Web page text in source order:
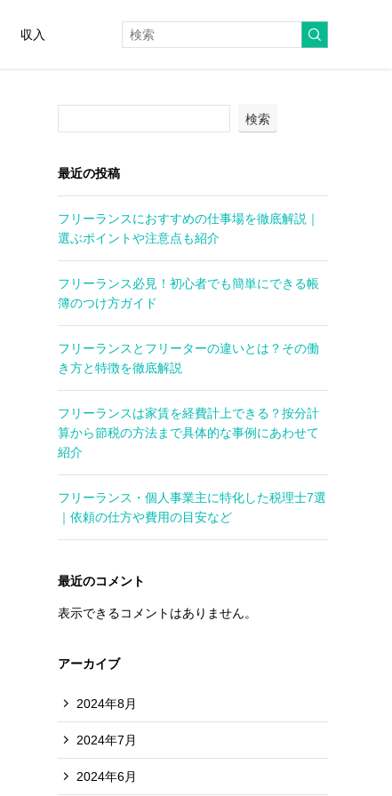
収入
検索
最近の投稿
フリーランスにおすすめの仕事場を徹底解説｜
選ぶポイントや注意点も紹介
フリーランス必見！初心者でも簡単にできる帳
簿のつけ方ガイド
フリーランスとフリーターの違いとは？その働
き方と特徴を徹底解説
フリーランスは家賃を経費計上できる？按分計
算から節税の方法まで具体的な事例にあわせて
紹介
フリーランス・個人事業主に特化した税理士7選
｜依頼の仕方や費用の目安など
最近のコメント
表示できるコメントはありません。
アーカイブ
2024年8月
2024年7月
2024年6月